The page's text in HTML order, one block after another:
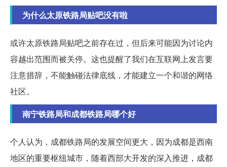
为什么太原铁路局贴吧没有啦
或许太原铁路局贴吧之前存在过，但后来可能因为讨论内
容越出范围而被关停。这也提醒了我们在互联网上发言要
注意措辞，不能触碰法律底线，才能建立一个和谐的网络
社区。
南宁铁路局和成都铁路局哪个好
个人认为，成都铁路局的发展空间更大，因为成都是西南
地区的重要枢纽城市，随着西部大开发的深入推进，成都